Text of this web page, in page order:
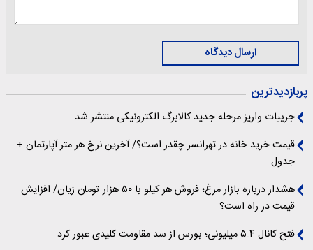
ارسال دیدگاه
پربازدیدترین
جزییات واریز مرحله جدید کالابرگ الکترونیکی منتشر شد
قیمت خرید خانه در تهرانسر چقدر است؟/ آخرین نرخ هر متر آپارتمان +
جدول
هشدار درباره بازار مرغ؛ فروش هر کیلو با ۵۰ هزار تومان زیان/ افزایش
قیمت در راه است؟
فتح کانال ۵.۴ میلیونی؛ بورس از سد مقاومت کلیدی عبور کرد